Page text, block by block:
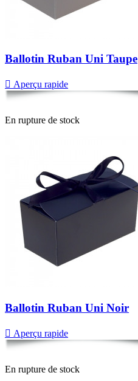
Ballotin Ruban Uni Taupe
 Aperçu rapide
En rupture de stock
Ballotin Ruban Uni Noir
 Aperçu rapide
En rupture de stock